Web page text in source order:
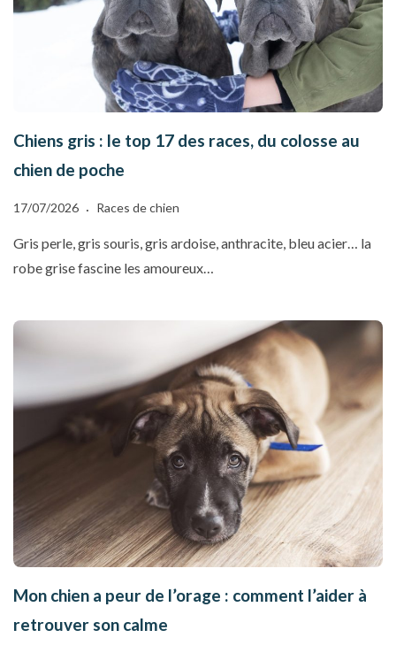
Chiens gris : le top 17 des races, du colosse au
chien de poche
17/07/2026 Races de chien
Gris perle, gris souris, gris ardoise, anthracite, bleu acier… la
robe grise fascine les amoureux…
Mon chien a peur de l’orage : comment l’aider à
retrouver son calme